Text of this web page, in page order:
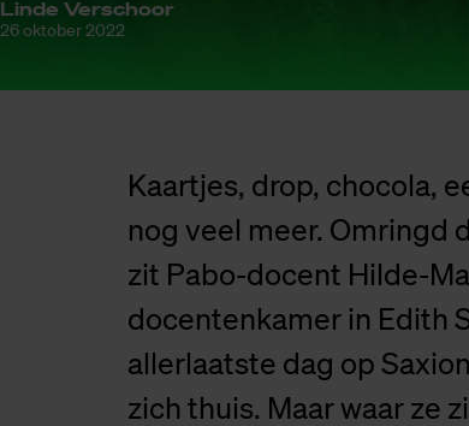
Linde Verschoor
26 oktober 2022
Kaartjes, drop, chocola,
nog veel meer. Omringd
zit Pabo-docent Hilde-
docentenkamer in Edith
allerlaatste dag op
zich thuis. Maar waar ze